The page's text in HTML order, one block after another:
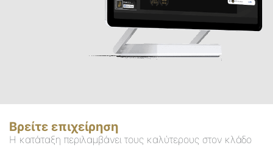
Βρείτε επιχείρηση
Η κατάταξη περιλαμβάνει τους καλύτερους στον κλάδο